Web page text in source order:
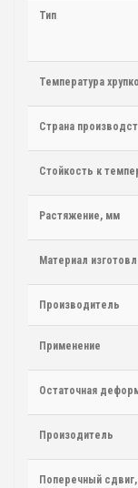
Тип
Температура
Страна
Стойкость к
Растяжение, мм
Материал
Производитель
Применение
Остаточная
Произодитель
Поперечный